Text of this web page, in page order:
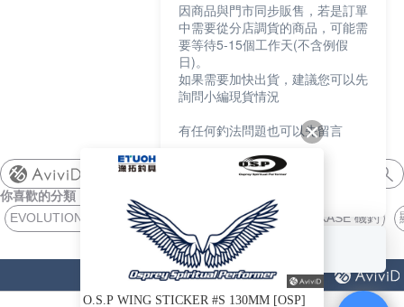
shimano
你喜歡的分類
EVOLUTION 路亞竿
BODY WORM 外掛 船釣 KASE 磯釣
猜你喜歡
因商品與門市同步販售，若是訂單
中需要從分店調貨的商品，可能需
要等待5-15個工作天(不含例假
日)。
如果需要加快出貨，建議您可以先
詢問小編現貨情況
有任何釣法問題也可以先留言
我們會盡快協助您
回覆至 漁拓釣具
O.S.P WING STICKER #S 130MM [OSP]